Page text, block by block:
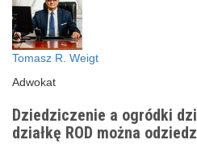
Tomasz R. Weigt
Adwokat
Dziedziczenie a ogródki
działkę ROD można